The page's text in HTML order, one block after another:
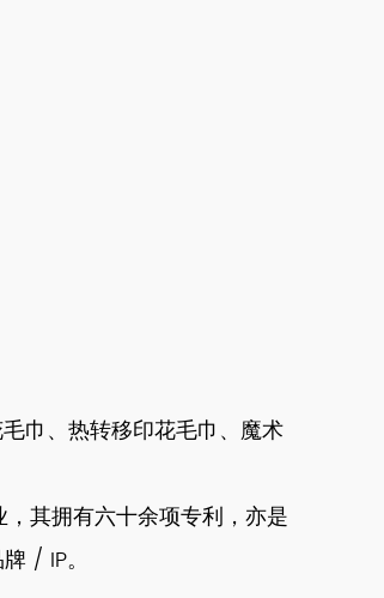
巾、热转移印花毛巾、魔术
其拥有六十余项专利，亦是
/ IP。